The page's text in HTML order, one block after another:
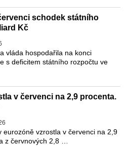
schodek státního
Kč
vláda hospodařila na konci
s deficitem státního rozpočtu ve
v červenci na 2,9 procenta.
eurozóně vzrostla v červenci na 2,9
z červnových 2,8 …